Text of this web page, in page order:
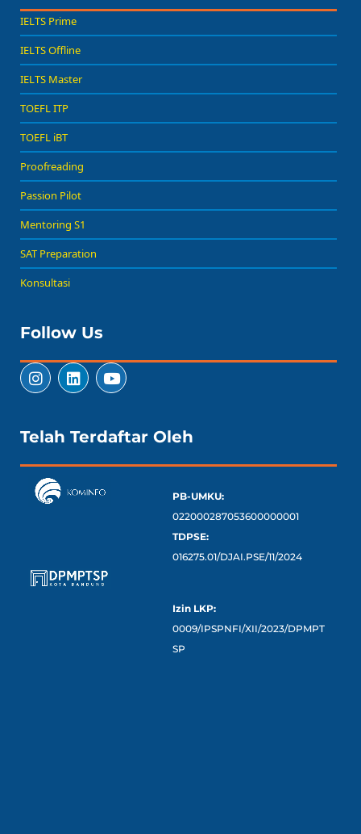
IELTS Prime
IELTS Offline
IELTS Master
TOEFL ITP
TOEFL iBT
Proofreading
Passion Pilot
Mentoring S1
SAT Preparation
Konsultasi
Follow Us
Telah Terdaftar Oleh
PB-UMKU:
022000287053600000001
TDPSE:
016275.01/DJAI.PSE/11/2024
Izin LKP:
0009/IPSPNFI/XII/2023/DPMPT
SP